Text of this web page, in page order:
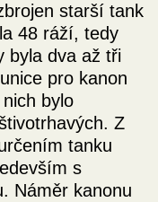
starší tank
48 ráží, tedy
byla dva až tři
pro kanon
bylo
Z
tanku
s
Náměr kanonu